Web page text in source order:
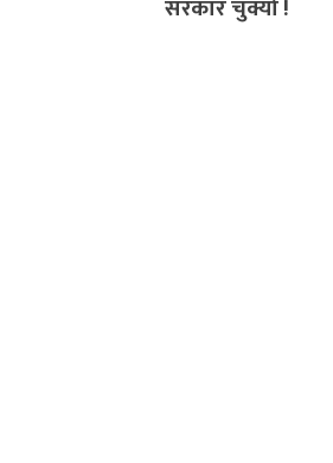
सरकार चुक्यो !